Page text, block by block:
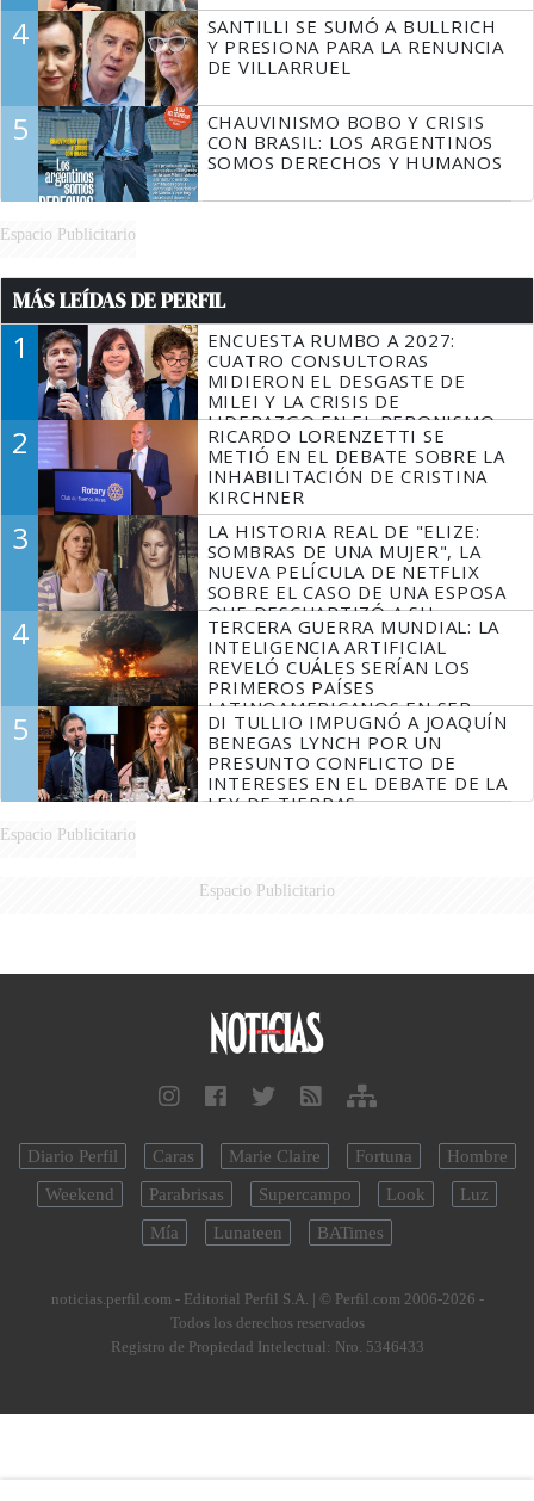
4
SANTILLI SE SUMÓ A BULLRICH
Y PRESIONA PARA LA RENUNCIA
DE VILLARRUEL
5
CHAUVINISMO BOBO Y CRISIS
CON BRASIL: LOS ARGENTINOS
SOMOS DERECHOS Y HUMANOS
Espacio Publicitario
MÁS LEÍDAS DE PERFIL
1
ENCUESTA RUMBO A 2027:
CUATRO CONSULTORAS
MIDIERON EL DESGASTE DE
MILEI Y LA CRISIS DE
LIDERAZGO EN EL PERONISMO
2
RICARDO LORENZETTI SE
METIÓ EN EL DEBATE SOBRE LA
INHABILITACIÓN DE CRISTINA
KIRCHNER
3
LA HISTORIA REAL DE "ELIZE:
SOMBRAS DE UNA MUJER", LA
NUEVA PELÍCULA DE NETFLIX
SOBRE EL CASO DE UNA ESPOSA
QUE DESCUARTIZÓ A SU
MARIDO
4
TERCERA GUERRA MUNDIAL: LA
INTELIGENCIA ARTIFICIAL
REVELÓ CUÁLES SERÍAN LOS
PRIMEROS PAÍSES
LATINOAMERICANOS EN SER
DERROTADOS
5
DI TULLIO IMPUGNÓ A JOAQUÍN
BENEGAS LYNCH POR UN
PRESUNTO CONFLICTO DE
INTERESES EN EL DEBATE DE LA
LEY DE TIERRAS
Espacio Publicitario
Espacio Publicitario
Diario Perfil Caras Marie Claire Fortuna
Hombre
Weekend
Parabrisas Supercampo Look
Luz
Mía
Lunateen BATimes
noticias.perfil.com - Editorial Perfil S.A. | © Perfil.com 2006-2026 -
Todos los derechos reservados
Registro de Propiedad Intelectual: Nro. 5346433